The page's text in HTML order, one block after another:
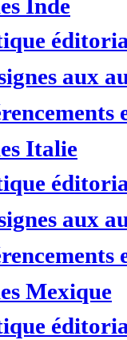
Inde
aux
Italie
aux
Mexique